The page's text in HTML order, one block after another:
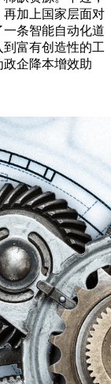
加上国家层面对
条智能自动化道
富有创造性的工
企降本增效助